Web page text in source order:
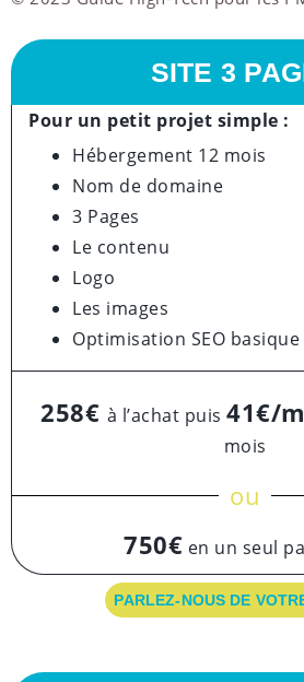
SITE 3
Pour un petit projet simple :
Hébergement 12 mois
Nom de domaine
3 Pages
Le contenu
Logo
Les images
Optimisation SEO basique
258€ à l’achat puis41€/
mois
ou
750€ en un seul
PARLEZ-NOUS DE